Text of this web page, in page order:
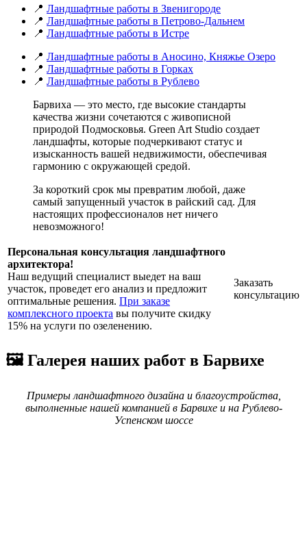
📍 Ландшафтные работы в Звенигороде
📍 Ландшафтные работы в Петрово-Дальнем
📍 Ландшафтные работы в Истре
📍 Ландшафтные работы в Аносино, Княжье Озеро
📍 Ландшафтные работы в Горках
📍 Ландшафтные работы в Рублево
Барвиха — это место, где высокие стандарты
качества жизни сочетаются с живописной
природой Подмосковья. Green Art Studio создает
ландшафты, которые подчеркивают статус и
изысканность вашей недвижимости, обеспечивая
гармонию с окружающей средой.
За короткий срок мы превратим любой, даже
самый запущенный участок в райский сад. Для
настоящих профессионалов нет ничего
невозможного!
Персональная консультация ландшафтного
архитектора!
Наш ведущий специалист выедет на ваш
участок, проведет его анализ и предложит
оптимальные решения. При заказе
комплексного проекта вы получите скидку
15% на услуги по озеленению.
Заказать
консультацию
🖼️ Галерея наших работ в Барвихе
Примеры ландшафтного дизайна и благоустройства,
выполненные нашей компанией в Барвихе и на Рублево-
Успенском шоссе